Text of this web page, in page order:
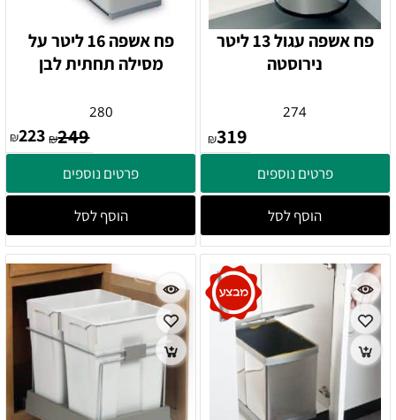
פח אשפה עגול 13 ליטר
נירוסטה
274
₪319
פרטים נוספים
הוסף לסל
פח אשפה 16 ליטר על
מסילה תחתית לבן
280
₪249
₪223
פרטים נוספים
הוסף לסל